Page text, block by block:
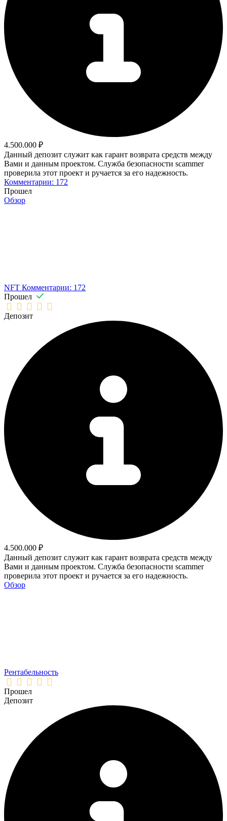
4.500.000 ₽
Данный депозит служит как гарант возврата средств между
Вами и данным проектом. Служба безопасности scammer
проверила этот проект и ручается за его надежность.
Комментарии: 172
Прошел
Обзор
NFT Комментарии: 172
Прошел
Депозит
4.500.000 ₽
Данный депозит служит как гарант возврата средств между
Вами и данным проектом. Служба безопасности scammer
проверила этот проект и ручается за его надежность.
Обзор
Рентабельность
Прошел
Депозит